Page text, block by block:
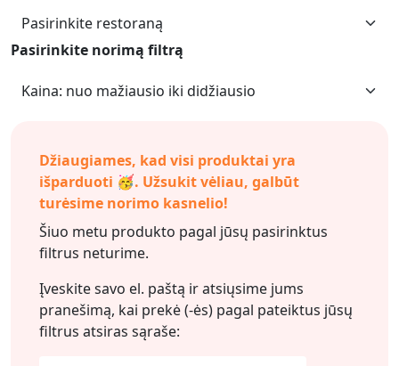
Pasirinkite norimą filtrą
Džiaugiames, kad visi produktai yra
išparduoti 🥳. Užsukit vėliau, galbūt
turėsime norimo kasnelio!
Šiuo metu produkto pagal jūsų pasirinktus
filtrus neturime.
Įveskite savo el. paštą ir atsiųsime jums
pranešimą, kai prekė (-ės) pagal pateiktus jūsų
filtrus atsiras sąraše: